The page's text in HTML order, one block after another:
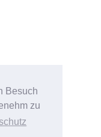
Besuch
zu